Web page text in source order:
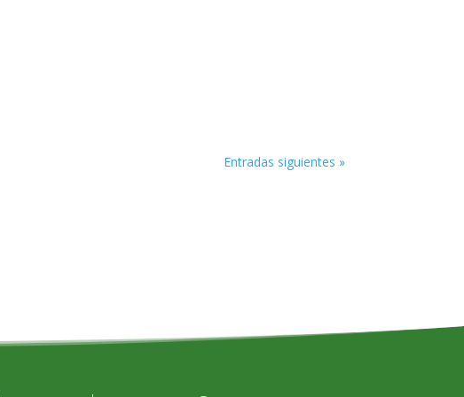
Entradas siguientes »